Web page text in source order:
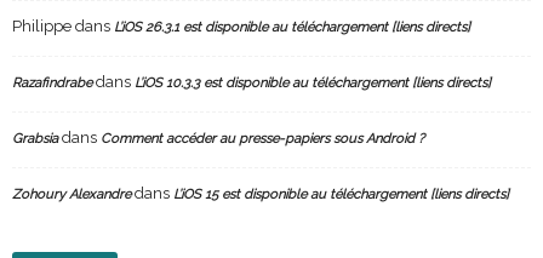
Philippe dans L’iOS 26.3.1 est disponible au téléchargement [liens directs]
Razafindrabedans L’iOS 10.3.3 est disponible au téléchargement [liens directs]
Grabsiadans Comment accéder au presse-papiers sous Android ?
Zohoury Alexandredans L’iOS 15 est disponible au téléchargement [liens directs]